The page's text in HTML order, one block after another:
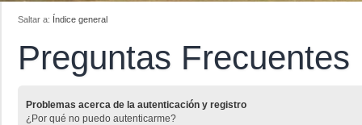
Saltar a: Índice general
Preguntas Frecuentes
Problemas acerca de la autenticación y registro
¿Por qué no puedo autenticarme?